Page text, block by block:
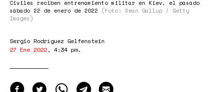
Civiles reciben entrenamiento militar en Kiev, el pasado
sábado 22 de enero de 2022
(Foto: Sean Gallup / Getty
Images)
Sergio Rodríguez Gelfenstein
27 Ene 2022, 4:34 pm.